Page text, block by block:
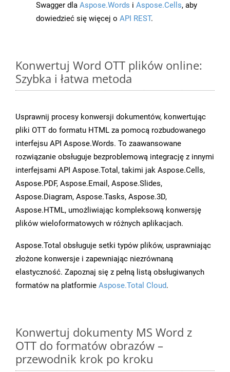
Swagger dla Aspose.Words i Aspose.Cells, aby
dowiedzieć się więcej o API REST.
Konwertuj Word OTT plików online:
Szybka i łatwa metoda
Usprawnij procesy konwersji dokumentów, konwertując
pliki OTT do formatu HTML za pomocą rozbudowanego
interfejsu API Aspose.Words. To zaawansowane
rozwiązanie obsługuje bezproblemową integrację z innymi
interfejsami API Aspose.Total, takimi jak Aspose.Cells,
Aspose.PDF, Aspose.Email, Aspose.Slides,
Aspose.Diagram, Aspose.Tasks, Aspose.3D,
Aspose.HTML, umożliwiając kompleksową konwersję
plików wieloformatowych w różnych aplikacjach.
Aspose.Total obsługuje setki typów plików, usprawniając
złożone konwersje i zapewniając niezrównaną
elastyczność. Zapoznaj się z pełną listą obsługiwanych
formatów na platformie Aspose.Total Cloud.
Konwertuj dokumenty MS Word z
OTT do formatów obrazów –
przewodnik krok po kroku